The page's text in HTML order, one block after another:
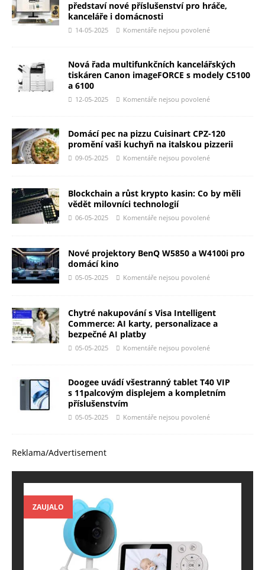
představí nové příslušenství pro hráče,
kanceláře i domácnosti
14-05-2025 Komentáře nejsou povolené
Nová řada multifunkčních kancelářských
tiskáren Canon imageFORCE s modely C5100
a 6100
12-05-2025 Komentáře nejsou povolené
Domácí pec na pizzu Cuisinart CPZ-120
promění vaši kuchyň na italskou pizzerii
09-05-2025 Komentáře nejsou povolené
Blockchain a růst krypto kasin: Co by měli
vědět milovníci technologií
06-05-2025 Komentáře nejsou povolené
Nové projektory BenQ W5850 a W4100i pro
domácí kino
05-05-2025 Komentáře nejsou povolené
Chytré nakupování s Visa Intelligent
Commerce: AI karty, personalizace a
bezpečné AI platby
05-05-2025 Komentáře nejsou povolené
Doogee uvádí všestranný tablet T40 VIP
s 11palcovým displejem a kompletním
příslušenstvím
05-05-2025 Komentáře nejsou povolené
Reklama/Advertisement
ZAUJALO